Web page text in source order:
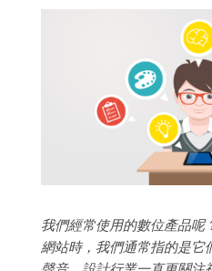
我們經常使用的數位產品呢
網站時，我們通常指的是它